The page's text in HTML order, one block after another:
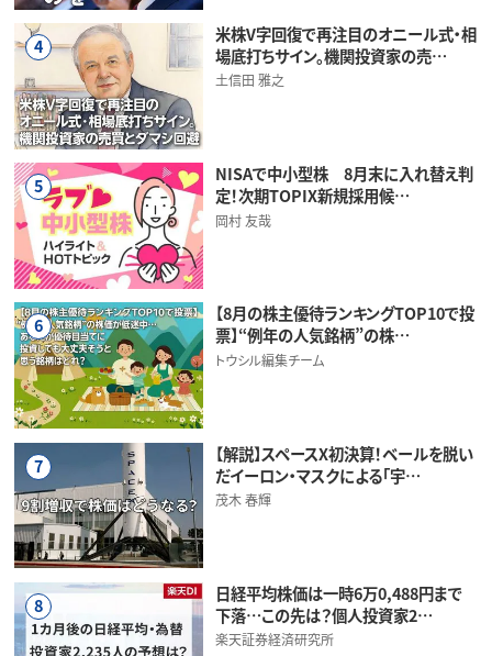
4
米株V字回復で再注目のオニール式・相
場底打ちサイン。機関投資家の売…
土信田 雅之
5
NISAで中小型株 8月末に入れ替え判
定！次期TOPIX新規採用候…
岡村 友哉
6
【8月の株主優待ランキングTOP10で投
票】“例年の人気銘柄”の株…
トウシル編集チーム
7
【解説】スペースX初決算！ベールを脱い
だイーロン・マスクによる「宇…
茂木 春輝
8
日経平均株価は一時6万0,488円まで
下落…この先は？個人投資家2…
楽天証券経済研究所